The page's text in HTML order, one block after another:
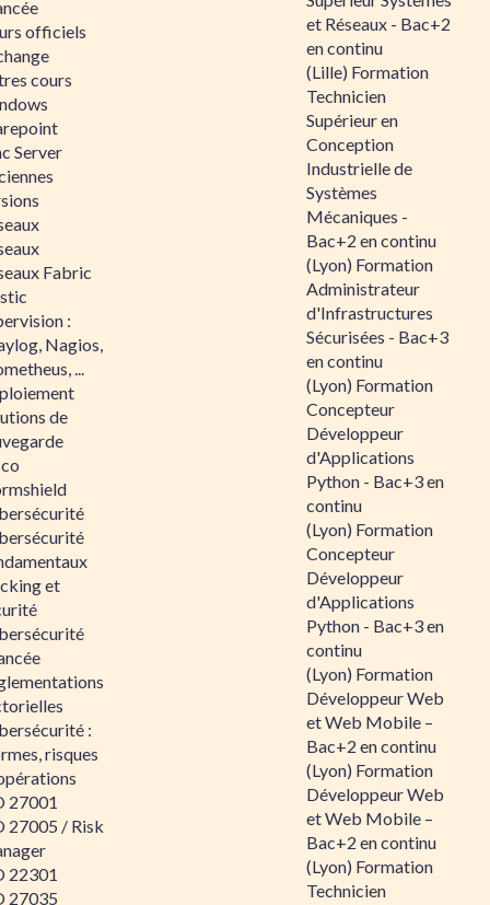
officiels
cours
Server
Fabric
:
Nagios,
...
de
et
:
risques
27001
27005 / Risk
22301
27035
et Réseaux - Bac+2
en continu
(Lille) Formation
Technicien
Supérieur en
Conception
Industrielle de
Systèmes
Mécaniques -
Bac+2 en continu
(Lyon) Formation
Administrateur
d'Infrastructures
Sécurisées - Bac+3
en continu
(Lyon) Formation
Concepteur
Développeur
d'Applications
Python - Bac+3 en
continu
(Lyon) Formation
Concepteur
Développeur
d'Applications
Python - Bac+3 en
continu
(Lyon) Formation
Développeur Web
et Web Mobile –
Bac+2 en continu
(Lyon) Formation
Développeur Web
et Web Mobile –
Bac+2 en continu
(Lyon) Formation
Technicien